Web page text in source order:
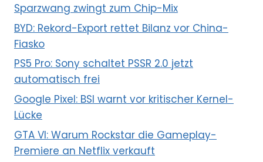
Sparzwang zwingt zum Chip-Mix
BYD: Rekord-Export rettet Bilanz vor China-
Fiasko
PS5 Pro: Sony schaltet PSSR 2.0 jetzt
automatisch frei
Google Pixel: BSI warnt vor kritischer Kernel-
Lücke
GTA VI: Warum Rockstar die Gameplay-
Premiere an Netflix verkauft